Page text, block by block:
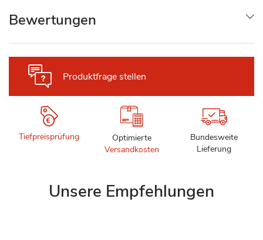
Produktfrage stellen
Tiefpreisprüfung
Optimierte
Versandkosten
Bundesweite
Lieferung
Bewertungen
Unsere Empfehlungen